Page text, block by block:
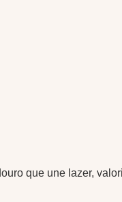
que une lazer,